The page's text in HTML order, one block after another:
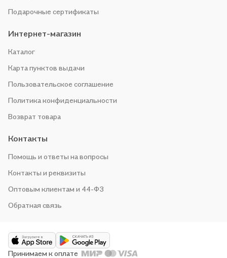
Подарочные сертификаты
Интернет-магазин
Каталог
Карта пунктов выдачи
Пользовательское соглашение
Политика конфиденциальности
Возврат товара
Контакты
Помощь и ответы на вопросы
Контакты и реквизиты
Оптовым клиентам и 44-ФЗ
Обратная связь
Принимаем к оплате